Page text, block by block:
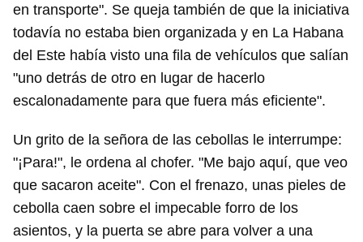
en transporte". Se queja también de que la iniciativa
todavía no estaba bien organizada y en La Habana
del Este había visto una fila de vehículos que salían
"uno detrás de otro en lugar de hacerlo
escalonadamente para que fuera más eficiente".
Un grito de la señora de las cebollas le interrumpe:
"¡Para!", le ordena al chofer. "Me bajo aquí, que veo
que sacaron aceite". Con el frenazo, unas pieles de
cebolla caen sobre el impecable forro de los
asientos, y la puerta se abre para volver a una